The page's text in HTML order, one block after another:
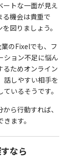
ートな一面が見え
る機会は貴重で
図りましょう。
のFixelでも、フ
ション不足に悩ん
るためオンライン
話しやすい相手を
いるそうです。
ら行動すれば、
ます。
なら